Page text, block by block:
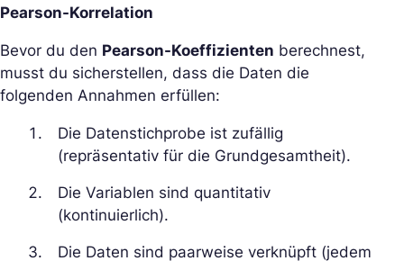
Pearson-Korrelation
Bevor du den Pearson-Koeffizienten berechnest,
musst du sicherstellen, dass die Daten die
folgenden Annahmen erfüllen:
Die Datenstichprobe ist zufällig
(repräsentativ für die Grundgesamtheit).
Die Variablen sind quantitativ
(kontinuierlich).
Die Daten sind paarweise verknüpft (jedem